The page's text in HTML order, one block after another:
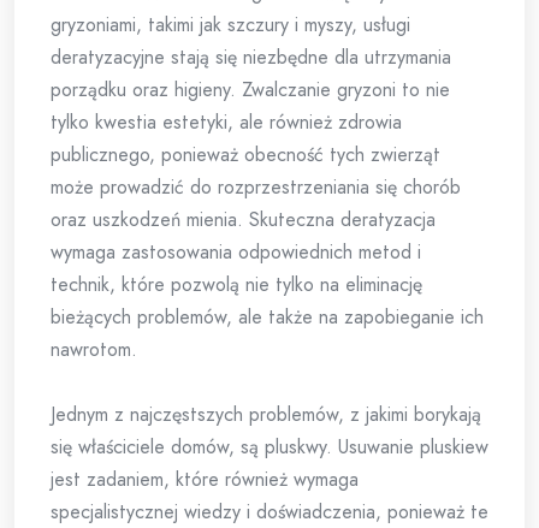
gryzoniami, takimi jak szczury i myszy, usługi
deratyzacyjne stają się niezbędne dla utrzymania
porządku oraz higieny. Zwalczanie gryzoni to nie
tylko kwestia estetyki, ale również zdrowia
publicznego, ponieważ obecność tych zwierząt
może prowadzić do rozprzestrzeniania się chorób
oraz uszkodzeń mienia. Skuteczna deratyzacja
wymaga zastosowania odpowiednich metod i
technik, które pozwolą nie tylko na eliminację
bieżących problemów, ale także na zapobieganie ich
nawrotom.
Jednym z najczęstszych problemów, z jakimi borykają
się właściciele domów, są pluskwy. Usuwanie pluskiew
jest zadaniem, które również wymaga
specjalistycznej wiedzy i doświadczenia, ponieważ te